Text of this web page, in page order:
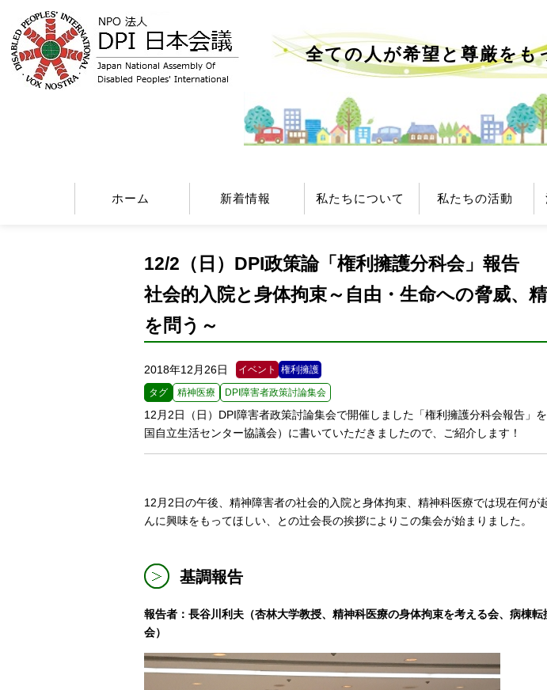
全ての人が希望と尊厳をも
ホーム 新着情報 私たちについて 私たちの活動
12/2（日）DPI政策論「権利擁護分科会」報告
社会的入院と身体拘束～自由・生命への脅威、
を問う～
2018年12月26日 イベント 権利擁護
タグ 精神医療 DPI障害者政策討論集会
12月2日（日）DPI障害者政策討論集会で開催しました「権利擁護分科会報告」
国自立生活センター協議会）に書いていただきましたので、ご紹介します！
12月2日の午後、精神障害者の社会的入院と身体拘束、精神科医療では現在何が
んに興味をもってほしい、との辻会長の挨拶によりこの集会が始まりました。
基調報告
報告者：長谷川利夫（杏林大学教授、精神科医療の身体拘束を考える会、病棟
会）